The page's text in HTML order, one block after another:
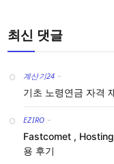
최신 댓글
계산기24 -
기초 노령연금 자격
EZIRO -
Fastcomet ,
용 후기